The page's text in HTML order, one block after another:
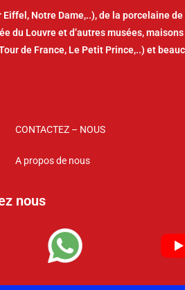
Notre Dame,..), de la porcelaine
du Louvre et d’autres musées, maisons
de France, Le Petit Prince,..) et
CONTACTEZ – NOUS
A propos de nous
nous